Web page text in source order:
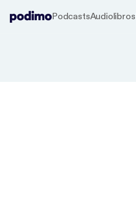
PodcastsAudiolibros